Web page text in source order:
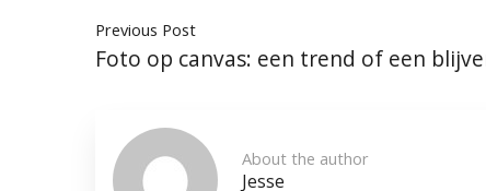
Previous Post
Foto op canvas: een trend of een
About the author
Jesse